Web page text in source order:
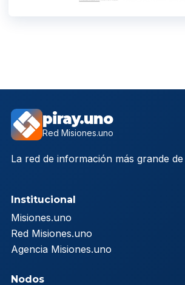
piray.uno
Red Misiones.uno
La red de información más grande
Institucional
Misiones.uno
Red Misiones.uno
Agencia Misiones.uno
Nodos